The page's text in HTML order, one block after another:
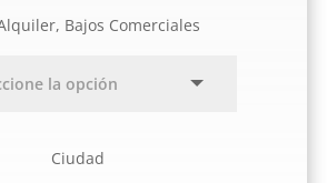
Bajos Comerciales
Ciudad